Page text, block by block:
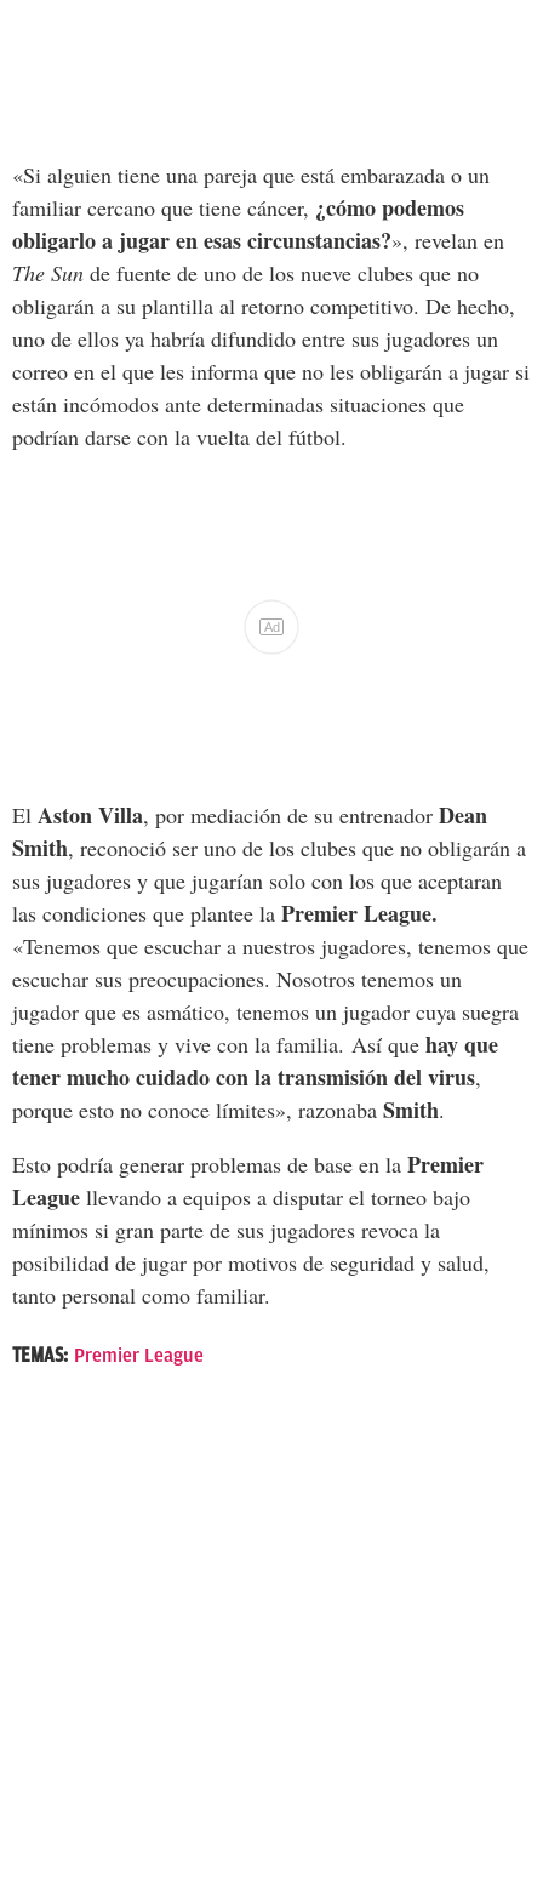
«Si alguien tiene una pareja que está embarazada o un
familiar cercano que tiene cáncer, ¿cómo podemos
obligarlo a jugar en esas circunstancias?», revelan en
The Sun de fuente de uno de los nueve clubes que no
obligarán a su plantilla al retorno competitivo. De hecho,
uno de ellos ya habría difundido entre sus jugadores un
correo en el que les informa que no les obligarán a jugar si
están incómodos ante determinadas situaciones que
podrían darse con la vuelta del fútbol.
Ad
El Aston Villa, por mediación de su entrenador Dean
Smith, reconoció ser uno de los clubes que no obligarán a
sus jugadores y que jugarían solo con los que aceptaran
las condiciones que plantee la Premier League.
«Tenemos que escuchar a nuestros jugadores, tenemos que
escuchar sus preocupaciones. Nosotros tenemos un
jugador que es asmático, tenemos un jugador cuya suegra
tiene problemas y vive con la familia. Así que hay que
tener mucho cuidado con la transmisión del virus,
porque esto no conoce límites», razonaba Smith.
Esto podría generar problemas de base en la Premier
League llevando a equipos a disputar el torneo bajo
mínimos si gran parte de sus jugadores revoca la
posibilidad de jugar por motivos de seguridad y salud,
tanto personal como familiar.
TEMAS: Premier League